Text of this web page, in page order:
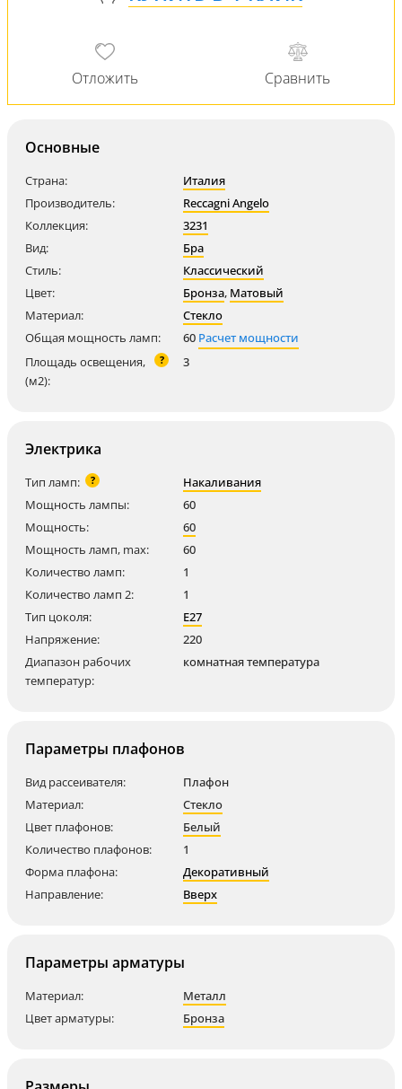
Основные
Страна:
Италия
Производитель:
Reccagni Angelo
Коллекция:
3231
Вид:
Бра
Стиль:
Классический
Цвет:
Бронза, Матовый
Материал:
Стекло
Общая мощность ламп:
60 Расчет мощности
Площадь освещения,
(м2):
? 3
Электрика
Тип ламп: ?
Накаливания
Мощность лампы:
60
Мощность:
60
Мощность ламп, max:
60
Количество ламп:
1
Количество ламп 2:
1
Тип цоколя:
E27
Напряжение:
220
Диапазон рабочих
температур:
комнатная температура
Параметры плафонов
Вид рассеивателя:
Плафон
Материал:
Стекло
Цвет плафонов:
Белый
Количество плафонов:
1
Форма плафона:
Декоративный
Направление:
Вверх
Параметры арматуры
Материал:
Металл
Цвет арматуры:
Бронза